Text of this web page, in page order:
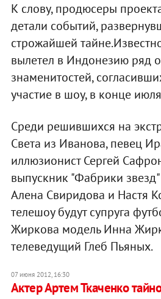
К слову, продюсеры
детали событий,
строжайшей
вылетел в Индонезию ряд
знаменитостей,
участие в шоу, в конце
Среди решившихся на
Света из Иванова, певец
иллюзионист Сергей
выпускник "Фабрики
Алена Свиридова и Настя
телешоу будут супруга
Жиркова модель Инна
телеведущий Глеб Пьяных.
07 июня 2012, 16:30
Актер Артем Ткаченко